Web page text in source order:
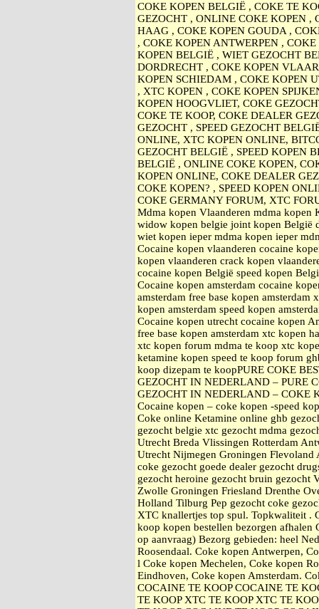
COKE KOPEN BELGIË , COKE TE
GEZOCHT , ONLINE COKE KOPEN ,
HAAG , COKE KOPEN GOUDA ,
, COKE KOPEN ANTWERPEN ,
KOPEN BELGIË , WIET GEZOCHT
DORDRECHT , COKE KOPEN
KOPEN SCHIEDAM , COKE KOPEN
, XTC KOPEN , COKE KOPEN
KOPEN HOOGVLIET, COKE
COKE TE KOOP, COKE DEALER
GEZOCHT , SPEED GEZOCHT
ONLINE, XTC KOPEN ONLINE,
GEZOCHT BELGIË , SPEED KOPEN
BELGIË , ONLINE COKE KOPEN,
KOPEN ONLINE, COKE DEALER
COKE KOPEN? , SPEED KOPEN
COKE GERMANY FORUM, XTC
Mdma kopen Vlaanderen mdma
widow kopen belgie joint kopen België
wiet kopen ieper mdma kopen ieper
Cocaine kopen vlaanderen cocaine
kopen vlaanderen crack kopen
cocaine kopen België speed kopen
Cocaine kopen amsterdam cocaine
amsterdam free base kopen amsterdam
kopen amsterdam speed kopen
Cocaine kopen utrecht cocaine kopen
free base kopen amsterdam xtc kopen
xtc kopen forum mdma te koop xtc
ketamine kopen speed te koop forum
koop dizepam te koopPURE COKE
GEZOCHT IN NEDERLAND – PURE
GEZOCHT IN NEDERLAND – COKE
Cocaine kopen – coke kopen -speed
Coke online Ketamine online ghb
gezocht belgie xtc gezocht mdma
Utrecht Breda Vlissingen Rotterdam
Utrecht Nijmegen Groningen Flevoland
coke gezocht goede dealer gezocht
gezocht heroine gezocht bruin gezocht
Zwolle Groningen Friesland Drenthe
Holland Tilburg Pep gezocht coke
XTC knallertjes top spul. Topkwaliteit .
koop kopen bestellen bezorgen
op aanvraag) Bezorg gebieden: heel
Roosendaal. Coke kopen Antwerpen,
l Coke kopen Mechelen, Coke kopen
Eindhoven, Coke kopen Amsterdam.
COCAINE TE KOOP COCAINE TE
TE KOOP XTC TE KOOP XTC TE